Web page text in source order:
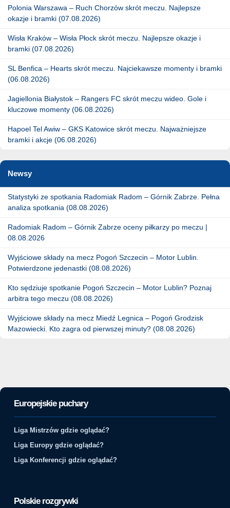
Polonia Warszawa – Ruch Chorzów skrót meczu. Najlepsze
okazje i bramki (07.08.2026)
Wisła Kraków – Wisła Płock skrót meczu. Najlepsze okazje i
bramki (07.08.2026)
SL Benfica – Hearts skrót meczu. Najciekawsze momenty i bramki
(06.08.2026)
Jagiellonia Białystok – Rangers FC skrót meczu wideo. Gole i
kluczowe momenty (06.08.2026)
Hapoel Tel Awiw – GKS Katowice skrót meczu. Najważniejsze
bramki i akcje (06.08.2026)
Newsy
Statystyki ze spotkania Radomiak Radom – Górnik Zabrze. Pełna
analiza spotkania (08.08.2026)
Radomiak Radom – Górnik Zabrze oceny piłkarzy po meczu |
08.08.2026
Wyjściowe składy na mecz Pogoń Szczecin – Motor Lublin.
Potwierdzone jedenastki (08.08.2026)
Kto sędziuje spotkanie Pogoń Szczecin – Motor Lublin? Poznaj
arbitra tego meczu (08.08.2026)
Wyjściowe składy na mecz Miedź Legnica – Pogoń Grodzisk
Mazowiecki. Kto zagra od pierwszej minuty? (08.08.2026)
Europejskie puchary
Liga Mistrzów gdzie oglądać?
Liga Europy gdzie oglądać?
Liga Konferencji gdzie oglądać?
Polskie rozgrywki